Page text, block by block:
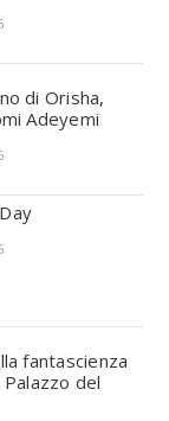
di Orisha,
Adeyemi
fantascienza
del